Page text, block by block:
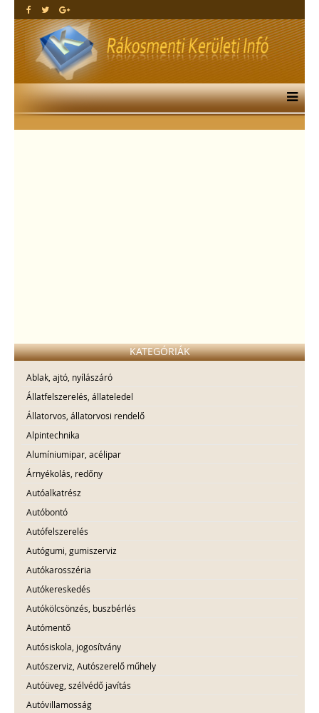
KATEGÓRIÁK
Ablak, ajtó, nyílászáró
Állatfelszerelés, állateledel
Állatorvos, állatorvosi rendelő
Alpintechnika
Alumíniumipar, acélipar
Árnyékolás, redőny
Autóalkatrész
Autóbontó
Autófelszerelés
Autógumi, gumiszerviz
Autókarosszéria
Autókereskedés
Autókölcsönzés, buszbérlés
Autómentő
Autósiskola, jogosítvány
Autószerviz, Autószerelő műhely
Autóüveg, szélvédő javítás
Autóvillamosság